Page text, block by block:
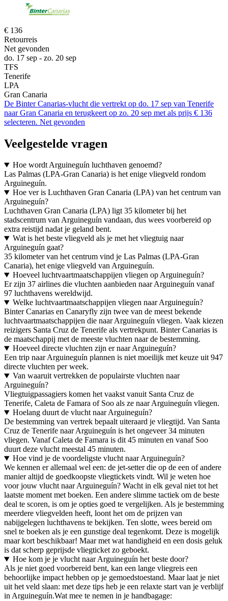
€ 136
Retourreis
Net gevonden
do. 17 sep - zo. 20 sep
TFS
Tenerife
LPA
Gran Canaria
De Binter Canarias-vlucht die vertrekt op do. 17 sep van Tenerife
naar Gran Canaria en terugkeert op zo. 20 sep met als prijs € 136
selecteren. Net gevonden
Veelgestelde vragen
Hoe wordt Arguineguín luchthaven genoemd?
Las Palmas (LPA-Gran Canaria) is het enige vliegveld rondom
Arguineguín.
Hoe ver is Luchthaven Gran Canaria (LPA) van het centrum van
Arguineguín?
Luchthaven Gran Canaria (LPA) ligt 35 kilometer bij het
stadscentrum van Arguineguín vandaan, dus wees voorbereid op
extra reistijd nadat je geland bent.
Wat is het beste vliegveld als je met het vliegtuig naar
Arguineguín gaat?
35 kilometer van het centrum vind je Las Palmas (LPA-Gran
Canaria), het enige vliegveld van Arguineguín.
Hoeveel luchtvaartmaatschappijen vliegen op Arguineguín?
Er zijn 37 airlines die vluchten aanbieden naar Arguineguín vanaf
97 luchthavens wereldwijd.
Welke luchtvaartmaatschappijen vliegen naar Arguineguín?
Binter Canarias en Canaryfly zijn twee van de meest bekende
luchtvaartmaatschappijen die naar Arguineguín vliegen. Vaak kiezen
reizigers Santa Cruz de Tenerife als vertrekpunt. Binter Canarias is
de maatschappij met de meeste vluchten naar de bestemming.
Hoeveel directe vluchten zijn er naar Arguineguín?
Een trip naar Arguineguín plannen is niet moeilijk met keuze uit 947
directe vluchten per week.
Van waaruit vertrekken de populairste vluchten naar
Arguineguín?
Vliegtuigpassagiers komen het vaakst vanuit Santa Cruz de
Tenerife, Caleta de Famara of Soo als ze naar Arguineguín vliegen.
Hoelang duurt de vlucht naar Arguineguín?
De bestemming van vertrek bepaalt uiteraard je vliegtijd. Van Santa
Cruz de Tenerife naar Arguineguín is het ongeveer 34 minuten
vliegen. Vanaf Caleta de Famara is dit 45 minuten en vanaf Soo
duurt deze vlucht meestal 45 minuten.
Hoe vind je de voordeligste vlucht naar Arguineguín?
We kennen er allemaal wel een: de jet-setter die op de een of andere
manier altijd de goedkoopste vliegtickets vindt. Wil je weten hoe
voor jouw vlucht naar Arguineguín? Wacht in elk geval niet tot het
laatste moment met boeken. Een andere slimme tactiek om de beste
deal te scoren, is om je opties goed te vergelijken. Als je bestemming
meerdere vliegvelden heeft, loont het om de prijzen van
nabijgelegen luchthavens te bekijken. Ten slotte, wees bereid om
snel te boeken als je een gunstige deal tegenkomt. Deze is mogelijk
maar kort beschikbaar! Maar met wat handigheid en een dosis geluk
is dat scherp geprijsde vliegticket zo geboekt.
Hoe kom je je vlucht naar Arguineguín het beste door?
Als je niet goed voorbereid bent, kan een lange vliegreis een
behoorlijke impact hebben op je gemoedstoestand. Maar laat je niet
uit het veld slaan: met deze tips heb je een relaxte start van je verblijf
in Arguineguín.Wat mee te nemen in je handbagage: